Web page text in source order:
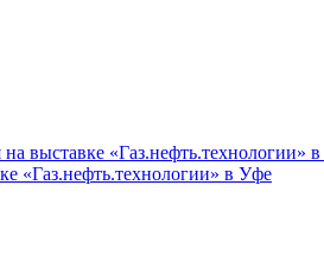
выставке «Газ.нефть.технологии»
«Газ.нефть.технологии» в Уфе